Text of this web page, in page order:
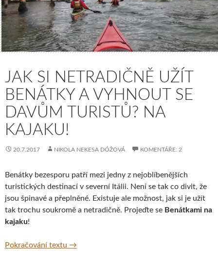
JAK SI NETRADIČNĚ UŽÍT
BENÁTKY A VYHNOUT SE
DAVŮM TURISTŮ? NA
KAJAKU!
20.7.2017 NIKOLA NEKESA DÓŽOVÁ KOMENTÁŘE: 2
Benátky bezesporu patří mezi jedny z nejoblíbenějších
turistických destinací v severní Itálii. Není se tak co divit, že
jsou špinavé a přeplněné. Existuje ale možnost, jak si je užít
tak trochu soukromě a netradičně. Projeďte se Benátkami na
kajaku!
Pokračování textu Jak si netradičně užít Benátky a vyhnout
→